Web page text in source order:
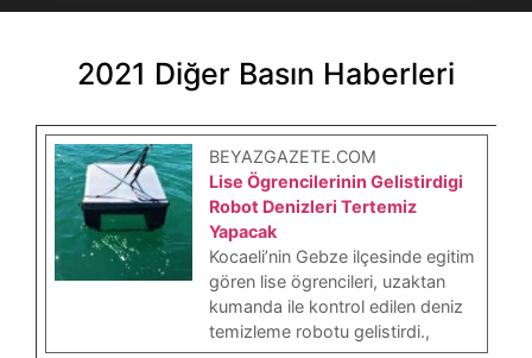
2021 Diğer Basın Haberleri
BEYAZGAZETE.COM
Lise Ögrencilerinin Gelistirdigi
Robot Denizleri Tertemiz
Yapacak
Kocaeli’nin Gebze ilçesinde egitim
gören lise ögrencileri, uzaktan
kumanda ile kontrol edilen deniz
temizleme robotu gelistirdi.,